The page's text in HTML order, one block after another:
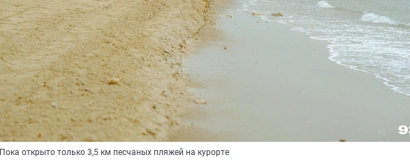
Пока открыто только 3,5 км песчаных пляжей на курорте